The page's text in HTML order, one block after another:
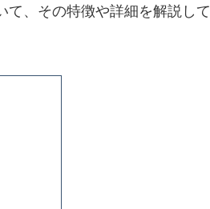
て、その特徴や詳細を解説して